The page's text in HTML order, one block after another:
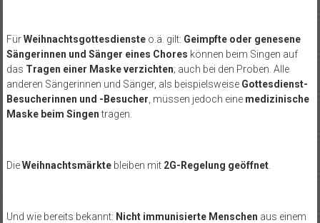
FürWeihnachtsgottesdiensteo.ä. gilt: Geimpfte oder genesene
Sängerinnen und Sänger eines Chores können beim Singen auf
das Tragen einer Maske verzichten; auch bei den Proben. Alle
anderen Sängerinnen und Sänger, als beispielsweise Gottesdienst-
Besucherinnen und -Besucher , müssen jedoch eine medizinische
Maske beim Singentragen.
DieWeihnachtsmärktebleiben mit 2G-Regelung geöffnet.
Und wie bereits bekannt: Nicht immunisierte Menschen aus einem